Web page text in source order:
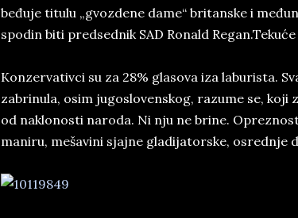
beđuje ­ti­tu­lu „gvozdene dame“ bri­tan­ske i
spo­din­ bi­ti pred­sed­nik­ SA­D Ro­nald
Kon­zer­va­tiv­ci su za 28% gla­so­va iza la­bu­ri­sta.
za­bri­nu­la, osi­m ju­go­slo­ven­skog, raz­u­me ­se,
od na­klo­no­sti na­ro­da. Ni nju ne bri­ne.
ma­ni­ru, mešavi­ni sj­ajne gla­di­ja­tor­ske, osred­nje